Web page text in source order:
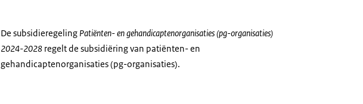
De subsidieregeling Patiënten- en gehandicaptenorganisaties (pg-organisaties)
2024-2028 regelt de subsidiëring van patiënten- en
gehandicaptenorganisaties (pg-organisaties).